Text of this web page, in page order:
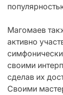
Магомаев
активно
своими
сделав их
Своими